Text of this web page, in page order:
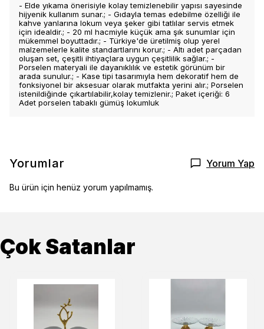
- Elde yıkama önerisiyle kolay temizlenebilir yapısı sayesinde
hijyenik kullanım sunar.; - Gıdayla temas edebilme özelliği ile
kahve yanlarına lokum veya şeker gibi tatlılar servis etmek
için idealdir.; - 20 ml hacmiyle küçük ama şık sunumlar için
mükemmel boyuttadır.; - Türkiye'de üretilmiş olup yerel
malzemelerle kalite standartlarını korur.; - Altı adet parçadan
oluşan set, çeşitli ihtiyaçlara uygun çeşitlilik sağlar.; -
Porselen materyali ile dayanıklılık ve estetik görünüm bir
arada sunulur.; - Kase tipi tasarımıyla hem dekoratif hem de
fonksiyonel bir aksesuar olarak mutfakta yerini alır.; Porselen
istenildiğinde çıkartılabilir,kolay temizlenir.; Paket içeriği: 6
Adet porselen tabaklı gümüş lokumluk
Yorumlar Yorum Yap
Bu ürün için henüz yorum yapılmamış.
Çok Satanlar